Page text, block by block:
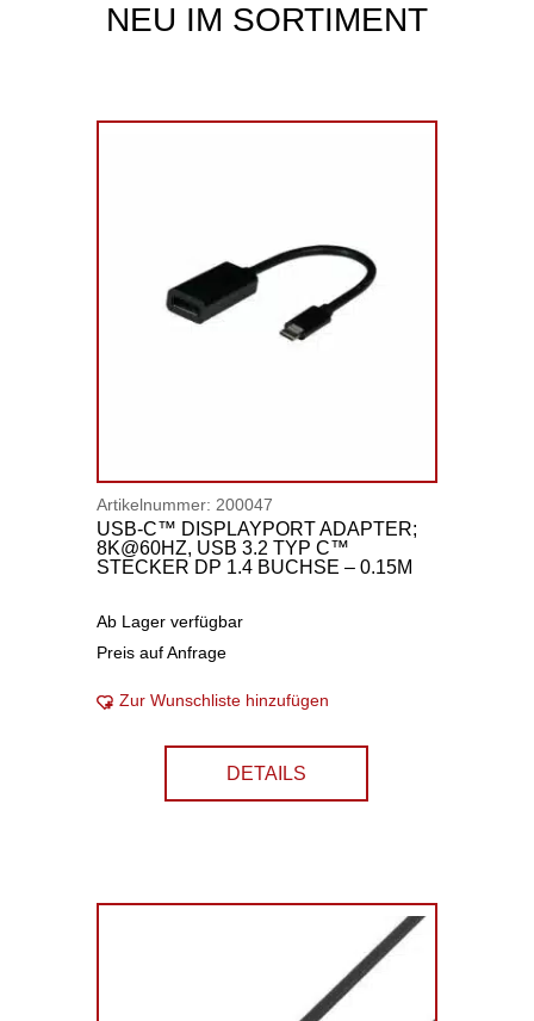
NEU IM SORTIMENT
Artikelnummer: 200047
USB-C™ DISPLAYPORT ADAPTER;
8K@60HZ, USB 3.2 TYP C™
STECKER DP 1.4 BUCHSE – 0.15M
Ab Lager verfügbar
Preis auf Anfrage
Zur Wunschliste hinzufügen
DETAILS